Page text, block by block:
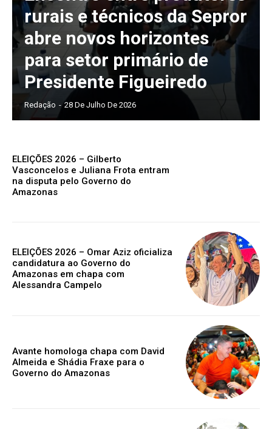
rurais e técnicos da Sepror
abre novos horizontes
para setor primário de
Presidente Figueiredo
Redação - 28 De Julho De 2026
ELEIÇÕES 2026 – Gilberto
Vasconcelos e Juliana Frota entram
na disputa pelo Governo do
Amazonas
ELEIÇÕES 2026 – Omar Aziz oficializa
candidatura ao Governo do
Amazonas em chapa com
Alessandra Campelo
Avante homologa chapa com David
Almeida e Shádia Fraxe para o
Governo do Amazonas